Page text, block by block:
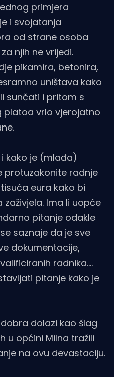
primjera
i svojatanja
od strane osoba
njih ne vrijedi.
pikamira, betonira,
uništava kako
sunčati i pritom s
platoa vrlo vjerojatno
kako je (mlađa)
protuzakonite radnje
eura kako bi
Ima li uopće
pitanje odakle
saznaje da je sve
dokumentacije,
radnika....
pitanje kako je
dolazi kao šlag
u općini Milna tražili
na ovu devastaciju.